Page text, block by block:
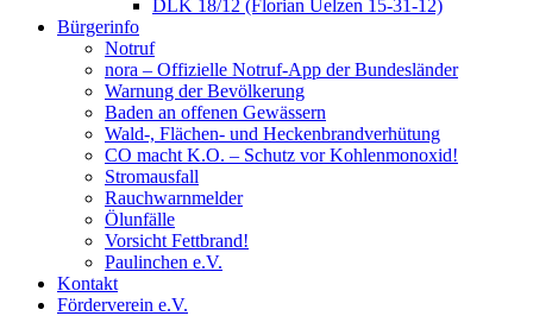
DLK 18/12 (Florian Uelzen 15-31-12)
Bürgerinfo
Notruf
nora – Offizielle Notruf-App der Bundesländer
Warnung der Bevölkerung
Baden an offenen Gewässern
Wald-, Flächen- und Heckenbrandverhütung
CO macht K.O. – Schutz vor Kohlenmonoxid!
Stromausfall
Rauchwarnmelder
Ölunfälle
Vorsicht Fettbrand!
Paulinchen e.V.
Kontakt
Förderverein e.V.